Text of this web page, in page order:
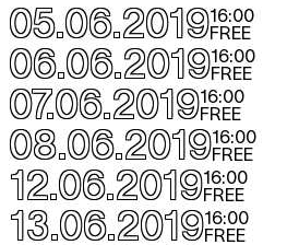
05.06.201916:00
FREE
06.06.201916:00
FREE
07.06.201916:00
FREE
08.06.201916:00
FREE
12.06.201916:00
FREE
13.06.201916:00
FREE